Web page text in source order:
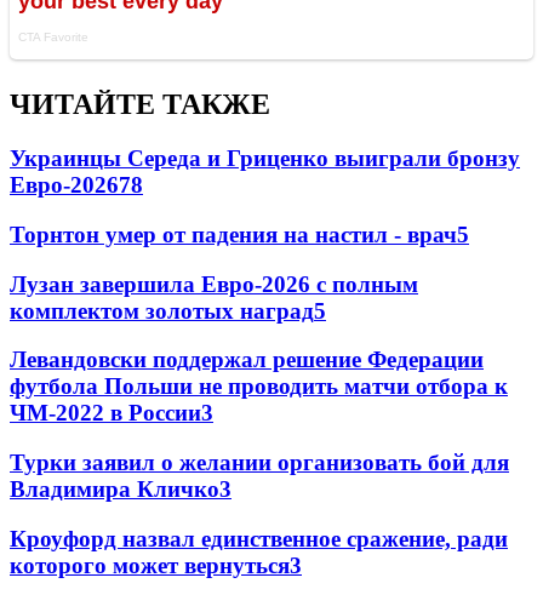
ЧИТАЙТЕ ТАКЖЕ
Украинцы Середа и Гриценко выиграли бронзу
Евро-202678
Торнтон умер от падения на настил - врач5
Лузан завершила Евро-2026 с полным
комплектом золотых наград5
Левандовски поддержал решение Федерации
футбола Польши не проводить матчи отбора к
ЧМ-2022 в России3
Турки заявил о желании организовать бой для
Владимира Кличко3
Кроуфорд назвал единственное сражение, ради
которого может вернуться3